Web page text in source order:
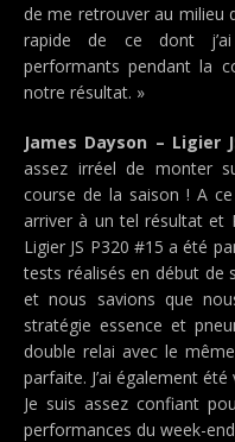
de me retrouver au milieu
rapide de ce dont j’ai
performants pendant la
notre résultat. »
James Dayson – Ligier
assez irréel de monter
course de la saison ! A
arriver à un tel résultat et
Ligier JS P320 #15 a été
tests réalisés en début de
et nous savions que
stratégie essence et
double relai avec le
parfaite. J’ai également
Je suis assez confiant
performances du week-